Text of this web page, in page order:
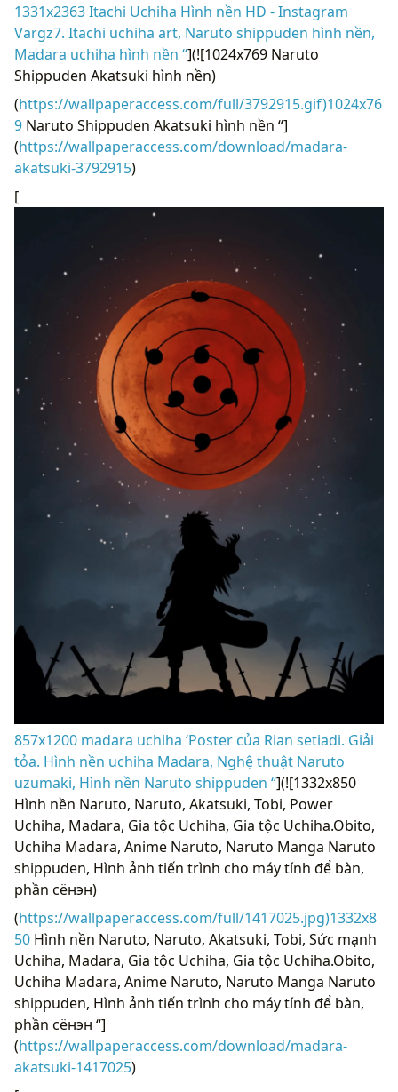
1331x2363 Itachi Uchiha Hình nền HD - Instagram
Vargz7. Itachi uchiha art, Naruto shippuden hình nền,
Madara uchiha hình nền “](![1024x769 Naruto
Shippuden Akatsuki hình nền)
(https://wallpaperaccess.com/full/3792915.gif)1024x76
9 Naruto Shippuden Akatsuki hình nền “]
(https://wallpaperaccess.com/download/madara-
akatsuki-3792915)
[
857x1200 madara uchiha ‘Poster của Rian setiadi. Giải
tỏa. Hình nền uchiha Madara, Nghệ thuật Naruto
uzumaki, Hình nền Naruto shippuden “](![1332x850
Hình nền Naruto, Naruto, Akatsuki, Tobi, Power
Uchiha, Madara, Gia tộc Uchiha, Gia tộc Uchiha.Obito,
Uchiha Madara, Anime Naruto, Naruto Manga Naruto
shippuden, Hình ảnh tiến trình cho máy tính để bàn,
phần сёнэн)
(https://wallpaperaccess.com/full/1417025.jpg)1332x8
50 Hình nền Naruto, Naruto, Akatsuki, Tobi, Sức mạnh
Uchiha, Madara, Gia tộc Uchiha, Gia tộc Uchiha.Obito,
Uchiha Madara, Anime Naruto, Naruto Manga Naruto
shippuden, Hình ảnh tiến trình cho máy tính để bàn,
phần сёнэн “]
(https://wallpaperaccess.com/download/madara-
akatsuki-1417025)